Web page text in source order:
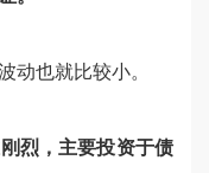
动也就比较小。
烈，主要投资于债